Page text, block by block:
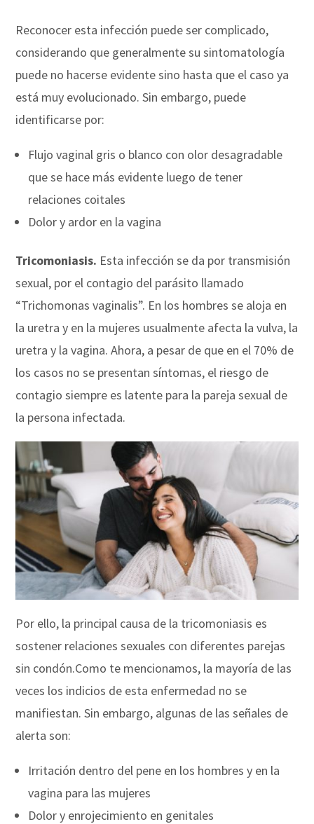
Reconocer esta infección puede ser complicado,
considerando que generalmente su sintomatología
puede no hacerse evidente sino hasta que el caso ya
está muy evolucionado. Sin embargo, puede
identificarse por:
Flujo vaginal gris o blanco con olor desagradable
que se hace más evidente luego de tener
relaciones coitales
Dolor y ardor en la vagina
Tricomoniasis. Esta infección se da por transmisión
sexual, por el contagio del parásito llamado
“Trichomonas vaginalis”. En los hombres se aloja en
la uretra y en la mujeres usualmente afecta la vulva, la
uretra y la vagina. Ahora, a pesar de que en el 70% de
los casos no se presentan síntomas, el riesgo de
contagio siempre es latente para la pareja sexual de
la persona infectada.
Por ello, la principal causa de la tricomoniasis es
sostener relaciones sexuales con diferentes parejas
sin condón.Como te mencionamos, la mayoría de las
veces los indicios de esta enfermedad no se
manifiestan. Sin embargo, algunas de las señales de
alerta son:
Irritación dentro del pene en los hombres y en la
vagina para las mujeres
Dolor y enrojecimiento en genitales